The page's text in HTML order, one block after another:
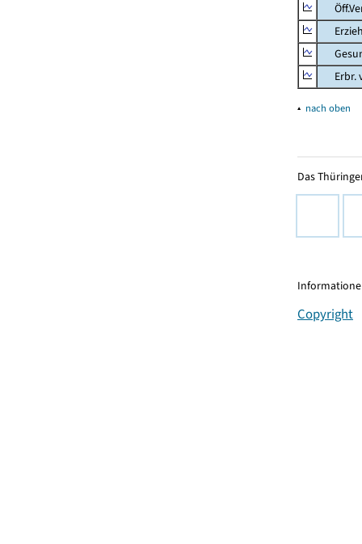
Erbr.
▴ nach oben
Das
Copyright